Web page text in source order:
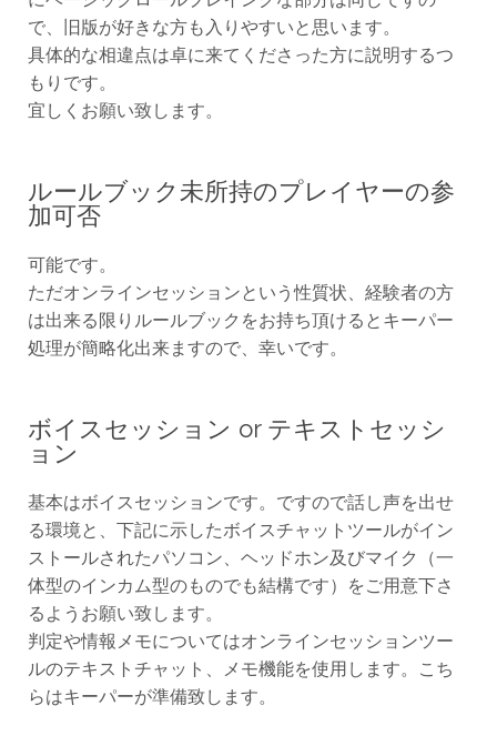
で、旧版が好きな方も入りやすいと思います。
具体的な相違点は卓に来てくださった方に説明するつ
もりです。
宜しくお願い致します。
ルールブック未所持のプレイヤーの参
加可否
可能です。
ただオンラインセッションという性質状、経験者の方
は出来る限りルールブックをお持ち頂けるとキーパー
処理が簡略化出来ますので、幸いです。
ボイスセッション or テキストセッシ
ョン
基本はボイスセッションです。ですので話し声を出せ
る環境と、下記に示したボイスチャットツールがイン
ストールされたパソコン、ヘッドホン及びマイク（一
体型のインカム型のものでも結構です）をご用意下さ
るようお願い致します。
判定や情報メモについてはオンラインセッションツー
ルのテキストチャット、メモ機能を使用します。こち
らはキーパーが準備致します。